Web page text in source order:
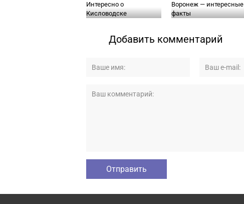
Интересно о
Кисловодске
Воронеж — интересные
факты
Добавить комментарий